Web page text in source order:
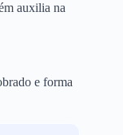
auxilia na
e forma